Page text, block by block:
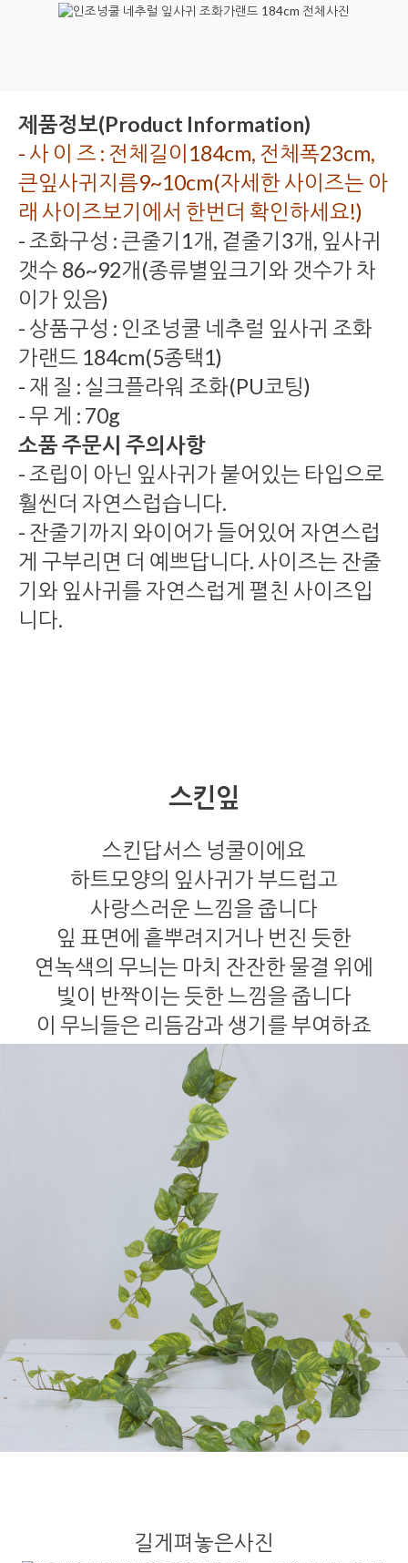
제품정보(Product Information)
- 사 이 즈 : 전체길이184cm, 전체폭23cm,
큰잎사귀지름9~10cm(자세한 사이즈는 아
래 사이즈보기에서 한번더 확인하세요!)
- 조화구성 : 큰줄기1개, 곁줄기3개, 잎사귀
갯수 86~92개(종류별잎크기와 갯수가 차
이가 있음)
- 상품구성 : 인조넝쿨 네추럴 잎사귀 조화
가랜드 184cm(5종택1)
- 재 질 : 실크플라워 조화(PU코팅)
- 무 게 : 70g
소품 주문시 주의사항
- 조립이 아닌 잎사귀가 붙어있는 타입으로
훨씬더 자연스럽습니다.
- 잔줄기까지 와이어가 들어있어 자연스럽
게 구부리면 더 예쁘답니다. 사이즈는 잔줄
기와 잎사귀를 자연스럽게 펼친 사이즈입
니다.
스킨잎
스킨답서스 넝쿨이에요
하트모양의 잎사귀가 부드럽고
사랑스러운 느낌을 줍니다
잎 표면에 흩뿌려지거나 번진 듯한
연녹색의 무늬는 마치 잔잔한 물결 위에
빛이 반짝이는 듯한 느낌을 줍니다
이 무늬들은 리듬감과 생기를 부여하죠
길게펴놓은사진